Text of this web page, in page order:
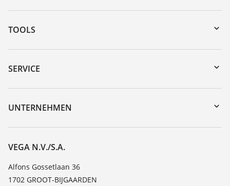
TOOLS
Download-Center
Gerätesuche (Seriennummer)
DTM Collection/PACTware
SERVICE
Geräterücksendung
Trainings
TeamViewer
UNTERNEHMEN
Über VEGA
Kontakt
News
Presse
VEGA N.V./S.A.
Alfons Gossetlaan 36
1702 GROOT-BIJGAARDEN